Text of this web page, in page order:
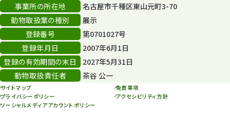
その他イベント
スカイタワー
年末年始のイベント
秋まつり
事業所の所在地
名古屋市千種区東山元町3-70
動物取扱業の種別
展示
登録番号
第0701027号
登録年月日
2007年6月1日
登録の有効期間の末日
2027年5月31日
動物取扱責任者
茶谷 公一
サイトマップ
免責事項
プライバシーポリシー
アクセシビリティ方針
ソーシャルメディアアカウントポリシー